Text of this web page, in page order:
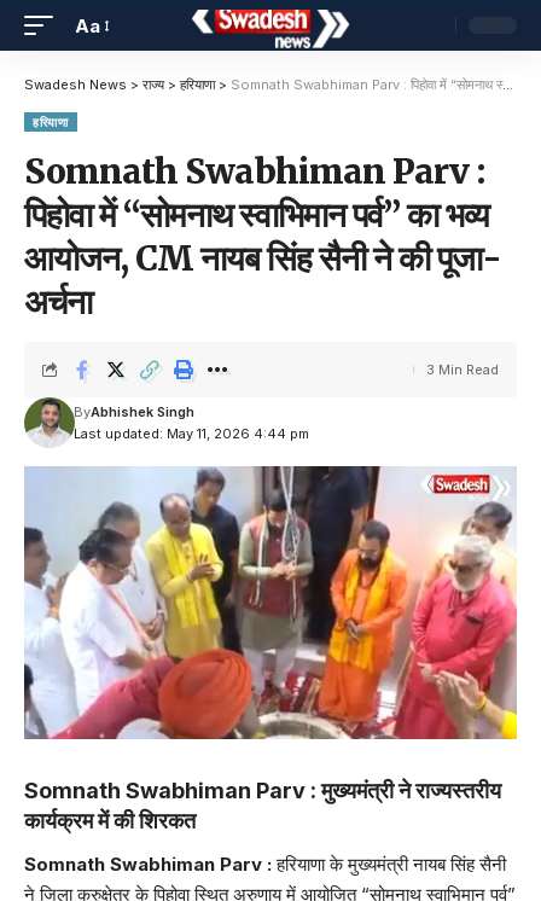
Aa
Swadesh News > राज्य> हरियाणा> Somnath Swabhiman Parv : पिहोवा में “सोमनाथ स्वाभिमान पर्व” का भव्य आयोजन, CM नायब सिंह सैनी ने की पूजा-अर्चना
हरियाणा
Somnath Swabhiman Parv :
पिहोवा में “सोमनाथ स्वाभिमान पर्व” का भव्य
आयोजन, CM नायब सिंह सैनी ने की पूजा-
अर्चना
Last updated: May 11, 2026 4:44 pm
ByAbhishek Singh
3 Min Read
Somnath Swabhiman Parv :मुख्यमंत्री ने राज्यस्तरीय
कार्यक्रम में की शिरकत
Somnath Swabhiman Parv :हरियाणा के मुख्यमंत्री नायब सिंह सैनी
ने जिला कुरुक्षेत्र के पिहोवा स्थित अरुणाय में आयोजित “सोमनाथ स्वाभिमान पर्व”